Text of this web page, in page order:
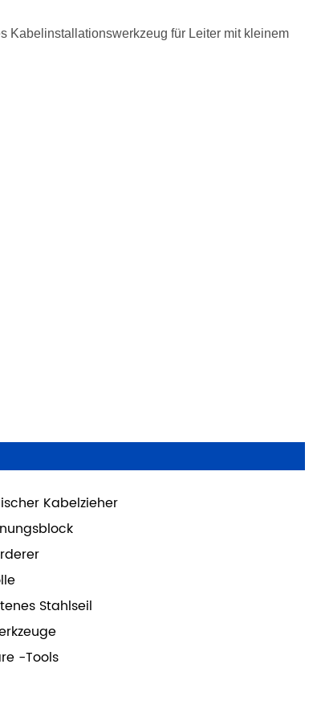
Kabelinstallationswerkzeug für Leiter mit kleinem
Kabelzieher
Stahlseil
-Tools